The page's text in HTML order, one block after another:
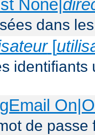
None|
dans
[
de